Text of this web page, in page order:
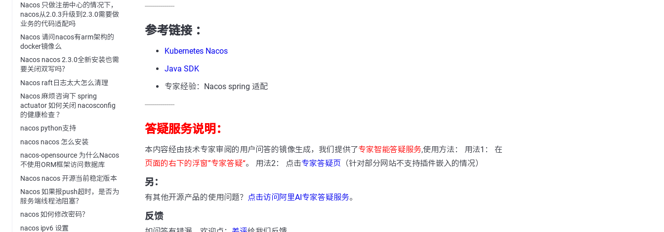
Nacos 只做注册中心的情况下，
nacos从2.0.3升级到2.3.0需要做
业务的代码适配吗
Nacos 请问nacos有arm架构的
docker镜像么
Nacos nacos 2.3.0全新安装也需
要关闭双写吗？
Nacos raft日志太大怎么清理
Nacos 麻烦咨询下 spring
actuator 如何关闭 nacosconfig
的健康检查 ？
nacos python支持
nacos nacos 怎么安装
nacos-opensource 为什么Nacos
不使用ORM框架访问数据库
Nacos nacos 开源当前稳定版本
Nacos 如果报push超时，是否为
服务端线程池阻塞？
nacos 如何修改密码？
nacos ipv6 设置
---------------
参考链接 ：
Kubernetes Nacos
Java SDK
专家经验：Nacos spring 适配
---------------
答疑服务说明：
本内容经由技术专家审阅的用户问答的镜像生成，我们提供了专家智能答疑服务,使用方法： 用法1： 在
页面的右下的浮窗”专家答疑“。 用法2： 点击专家答疑页 （针对部分网站不支持插件嵌入的情况）
另：
有其他开源产品的使用问题？ 点击访问阿里AI专家答疑服务。
反馈